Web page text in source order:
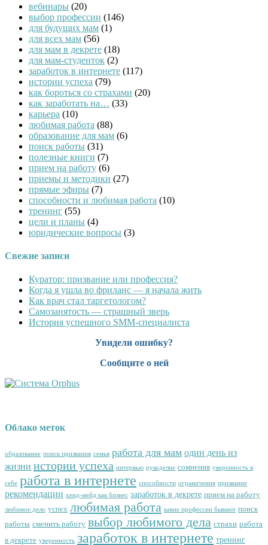
вебинары (20)
выбор профессии (146)
для будущих мам (1)
для всех мам (56)
для мам в декрете (18)
для мам-студенток (2)
заработок в интернете (117)
истории успеха (79)
как бороться со страхами (20)
как заработать на… (33)
карьера (10)
любимая работа (88)
образование для мам (6)
поиск работы (31)
полезные книги (7)
прием на работу (6)
приемы и методики (27)
прямые эфиры (7)
способности и любимая работа (10)
тренинг (55)
цели и планы (4)
юридические вопросы (3)
Свежие записи
Куратор: призвание или профессия?
Когда я ушла во фриланс — я начала жить
Как врач стал таргетологом?
Cамозанятость — страшный зверь
История успешного SMM-специалиста
Увидели ошибку?
Сообщите о ней
Облако меток
образование поиск призвания семья работа для мам один день из
жизни истории успеха интервью рукоделие сомнения уверенность в
себе работа в интернете способности ограничения призвание
рекомендации хенд-мейд как бизнес заработок в декрете прием на работу
любимое дело успех любимая работа какие профессии бывают поиск
работы сменить работу выбор любимого дела страхи работа
в декрете уверенность заработок в интернете тренинг